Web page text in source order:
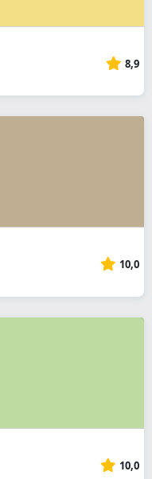
8,9
10,0
10,0